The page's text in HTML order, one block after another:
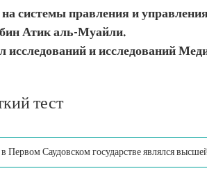
системы правления и
Атик аль-Муайли.
исследований и исследований
тест
Первом Саудовском государстве являлся